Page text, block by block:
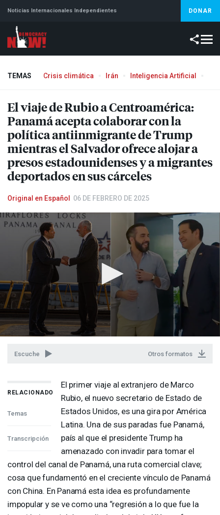
Noticias Internacionales Independientes DONAR
TEMAS Crisis climática Irán Inteligencia Artificial
El viaje de Rubio a Centroamérica:
Panamá acepta colaborar con la
política antiinmigrante de Trump
mientras el Salvador ofrece alojar a
presos estadounidenses y a migrantes
deportados en sus cárceles
Original en Español 06 DE FEBRERO DE 2025
Escuche Otros formatos
RELACIONADO
Temas
Transcripción
El primer viaje al extranjero de Marco
Rubio, el nuevo secretario de Estado de
Estados Unidos, es una gira por América
Latina. Una de sus paradas fue Panamá,
país al que el presidente Trump ha
amenazado con invadir para tomar el
control del canal de Panamá, una ruta comercial clave;
cosa que fundamentó en el creciente vínculo de Panamá
con China. En Panamá esta idea es profundamente
impopular y se ve como una “regresión a lo que fue la